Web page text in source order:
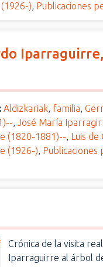
(1926-), Publicaciones
Aldizkariak, familia,
,José María
(1820-1881)--, Luis de
(1926-), Publicaciones
Crónica de la visita
Iparraguirre al árbol